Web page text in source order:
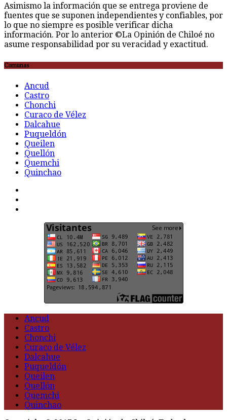
Asimismo la información que se entrega proviene de
fuentes que se suponen independientes y confiables, por
lo que no siempre es posible verificar dicha
información. Por lo anterior ©La Opinión de Chiloé no
asume responsabilidad por su veracidad y exactitud.
Comunas
Ancud
Castro
Chonchi
Curaco de Vélez
Dalcahue
Puqueldón
Queilen
Quellón
Quemchi
Quinchao
Ancud
Castro
Chonchi
Curaco de Vélez
Dalcahue
Puqueldón
Queilen
Quellón
Quemchi
Quinchao